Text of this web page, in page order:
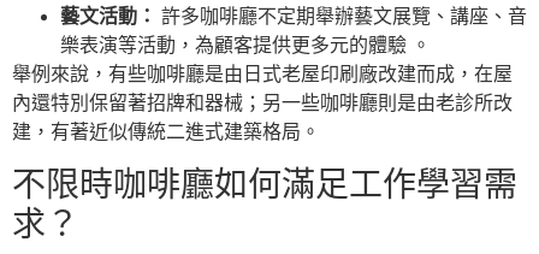
藝文活動： 許多咖啡廳不定期舉辦藝文展覽、講座、音
樂表演等活動，為顧客提供更多元的體驗 。
舉例來說，有些咖啡廳是由日式老屋印刷廠改建而成，在屋
內還特別保留著招牌和器械；另一些咖啡廳則是由老診所改
建，有著近似傳統二進式建築格局。
不限時咖啡廳如何滿足工作學習需
求？